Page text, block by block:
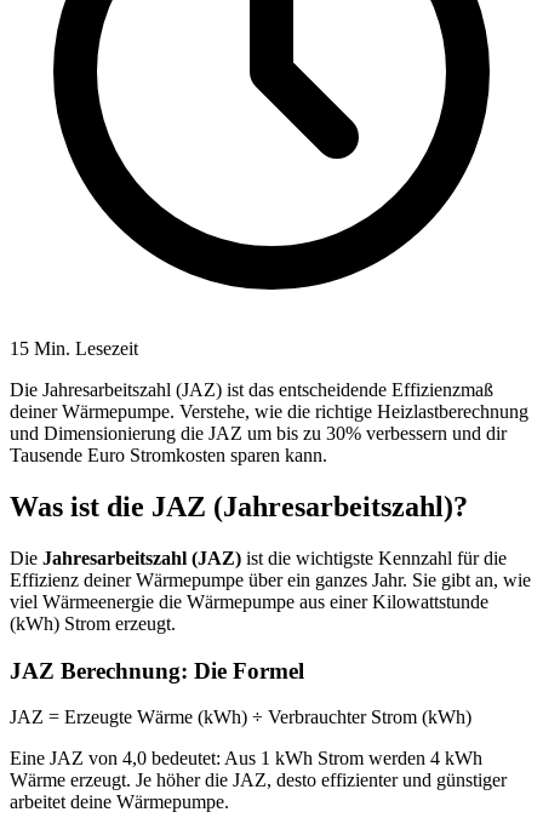
15 Min. Lesezeit
Die Jahresarbeitszahl (JAZ) ist das entscheidende Effizienzmaß
deiner Wärmepumpe. Verstehe, wie die richtige Heizlastberechnung
und Dimensionierung die JAZ um bis zu 30% verbessern und dir
Tausende Euro Stromkosten sparen kann.
Was ist die JAZ (Jahresarbeitszahl)?
Die Jahresarbeitszahl (JAZ) ist die wichtigste Kennzahl für die
Effizienz deiner Wärmepumpe über ein ganzes Jahr. Sie gibt an, wie
viel Wärmeenergie die Wärmepumpe aus einer Kilowattstunde
(kWh) Strom erzeugt.
JAZ Berechnung: Die Formel
JAZ = Erzeugte Wärme (kWh) ÷ Verbrauchter Strom (kWh)
Eine JAZ von 4,0 bedeutet: Aus 1 kWh Strom werden 4 kWh
Wärme erzeugt. Je höher die JAZ, desto effizienter und günstiger
arbeitet deine Wärmepumpe.